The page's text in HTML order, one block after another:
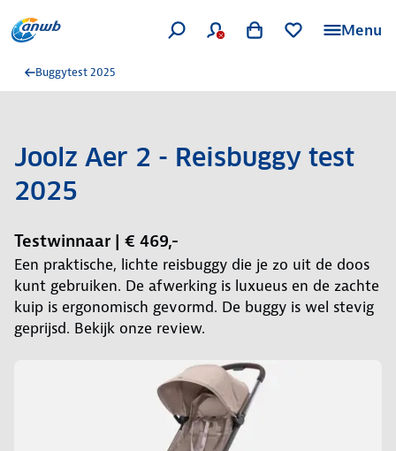
Menu
Buggytest 2025
Joolz Aer 2 - Reisbuggy test
2025
Testwinnaar | € 469,-
Een praktische, lichte reisbuggy die je zo uit de doos
kunt gebruiken. De afwerking is luxueus en de zachte
kuip is ergonomisch gevormd. De buggy is wel stevig
geprijsd. Bekijk onze review.